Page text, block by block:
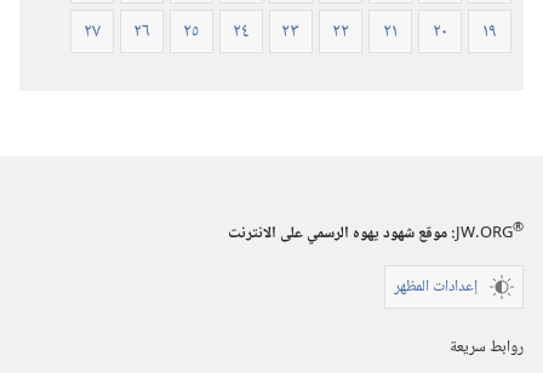
١٩
٢٠ ٢١ ٢٢ ٢٣ ٢٤ ٢٥ ٢٦ ٢٧
JW.ORG®
:‏ موقع شهود يهوه الرسمي على الانترنت
إعدادات المظهر
روابط سريعة